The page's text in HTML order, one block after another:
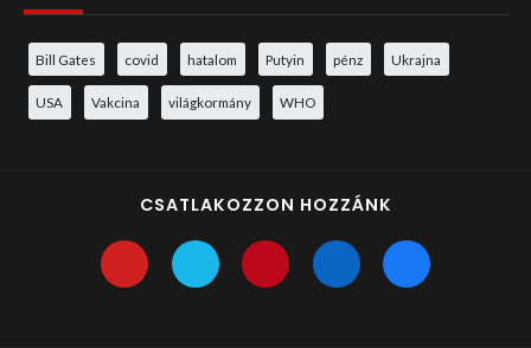
Bill Gates covid hatalom Putyin pénz Ukrajna
USA Vakcina világkormány WHO
CSATLAKOZZON HOZZÁNK